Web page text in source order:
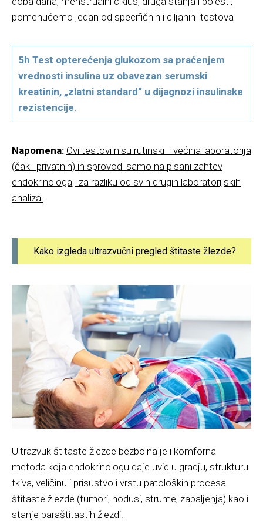
pomenućemo jedan od specifičnih i ciljanih testova
5h Test opterećenja glukozom sa praćenjem
vrednosti insulina uz obavezan serumski
kreatinin, „zlatni standard“ u dijagnozi insulinske
rezistencije.
Napomena: Ovi testovi nisu rutinski i većina laboratorija
(čak i privatnih) ih sprovodi samo na pisani zahtev
endokrinologa, za razliku od svih drugih laboratorijskih
analiza.
Kako izgleda ultrazvučni pregled štitaste žlezde?
Ultrazvuk štitaste žlezde bezbolna je i komforna
metoda koja endokrinologu daje uvid u gradju, strukturu
tkiva, veličinu i prisustvo i vrstu patoloških procesa
štitaste žlezde (tumori, nodusi, strume, zapaljenja) kao i
stanje paraštitastih žlezdi.